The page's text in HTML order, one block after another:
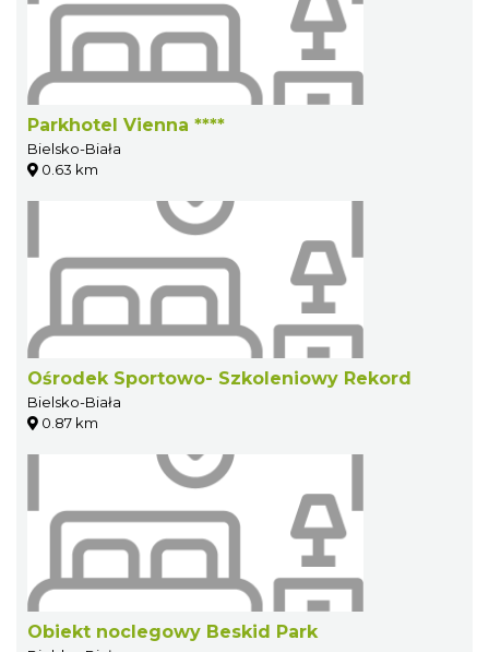
Parkhotel Vienna ****
Bielsko-Biała
0.63 km
Ośrodek Sportowo- Szkoleniowy Rekord
Bielsko-Biała
0.87 km
Obiekt noclegowy Beskid Park